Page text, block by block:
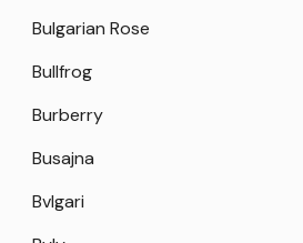
Bulgarian Rose
Bullfrog
Burberry
Busajna
Bvlgari